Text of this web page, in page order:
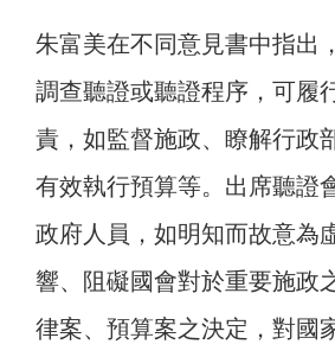
朱富美在不同意見書中指出
調查聽證或聽證程序，可履
責，如監督施政、瞭解行政
有效執行預算等。出席聽證
政府人員，如明知而故意為
響、阻礙國會對於重要施政
律案、預算案之決定，對國